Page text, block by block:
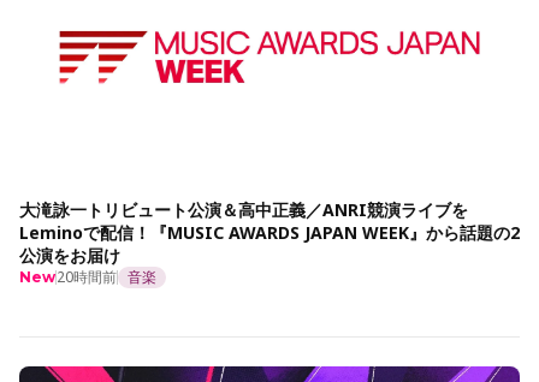
大滝詠一トリビュート公演＆高中正義／ANRI競演ライブを
Leminoで配信！『MUSIC AWARDS JAPAN WEEK』から話題の2
公演をお届け
New20時間前 音楽